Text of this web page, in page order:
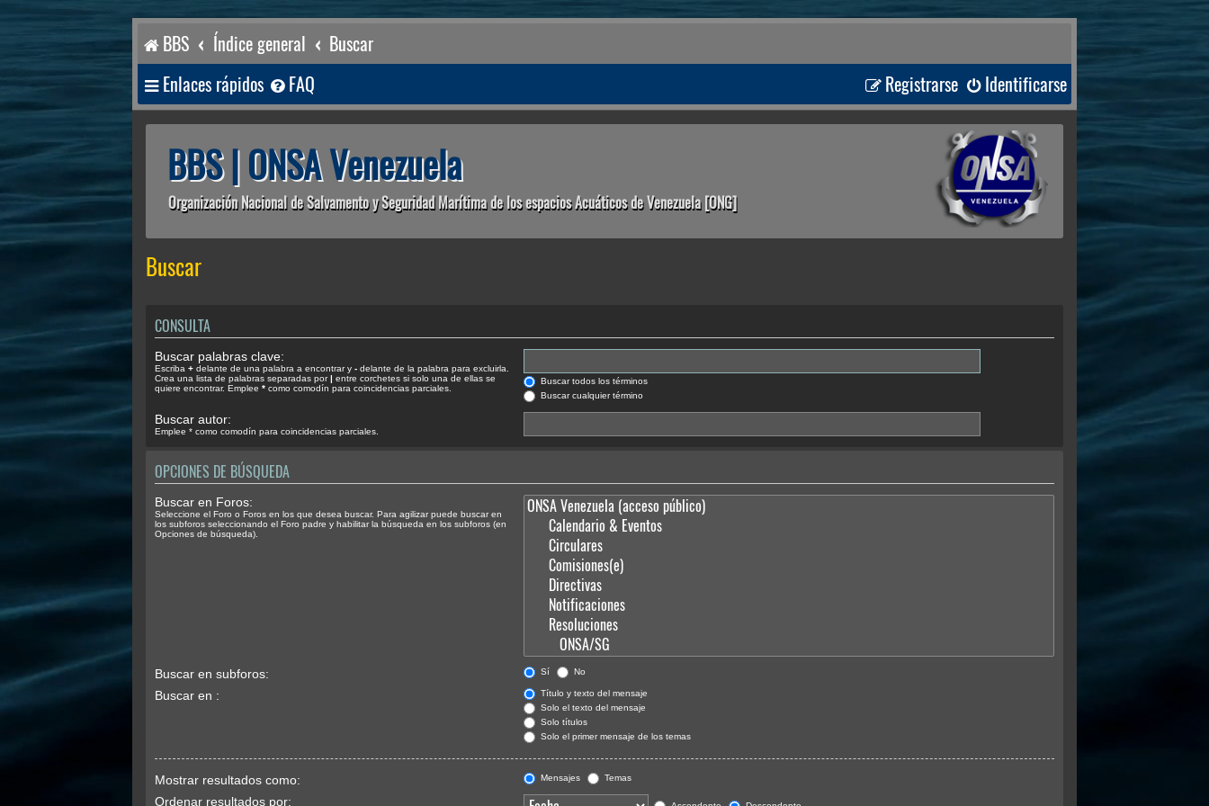
BBS Índice general
Buscar
Enlaces rápidos
FAQ Identificarse
Registrarse
BBS | ONSA Venezuela
Organización Nacional de Salvamento y Seguridad Marítima de los espacios Acuáticos de Venezuela [ONG]
Buscar
CONSULTA
Buscar palabras clave:
Escriba + delante de una palabra a encontrar y - delante de la palabra para excluirla.
Crea una lista de palabras separadas por| entre corchetes si solo una de ellas se
quiere encontrar. Emplee * como comodín para coincidencias parciales.
Buscar todos los términos
Buscar cualquier término
Buscar autor:
Emplee * como comodín para coincidencias parciales.
OPCIONES DE BÚSQUEDA
Buscar en Foros:
Seleccione el Foro o Foros en los que desea buscar. Para agilizar puede buscar en
los subforos seleccionando el Foro padre y habilitar la búsqueda en los subforos (en
Opciones de búsqueda).
Buscar en subforos: Sí No
Buscar en :
Título y texto del mensaje
Solo el texto del mensaje
Solo títulos
Solo el primer mensaje de los temas
Mostrar resultados como: Mensajes Temas
Ordenar resultados por: